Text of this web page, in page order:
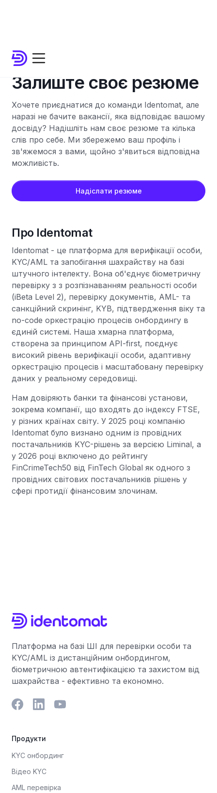
Кар'єра
Залиште своє резюме
Хочете приєднатися до команди Identomat, але
наразі не бачите вакансії, яка відповідає вашому
досвіду? Надішліть нам своє резюме та кілька
слів про себе. Ми збережемо ваш профіль і
зв'яжемося з вами, щойно з'явиться відповідна
можливість.
Надіслати резюме
Про Identomat
Identomat - це платформа для верифікації особи,
KYC/AML та запобігання шахрайству на базі
штучного інтелекту. Вона об'єднує біометричну
перевірку з з розпізнаванням реальності особи
(iBeta Level 2), перевірку документів, AML- та
санкційний скринінг, KYB, підтвердження віку та
no-code оркестрацію процесів онбордингу в
єдиній системі. Наша хмарна платформа,
створена за принципом API-first, поєднує
високий рівень верифікації особи, адаптивну
оркестрацію процесів і масштабовану перевірку
даних у реальному середовищі.
Нам довіряють банки та фінансові установи,
зокрема компанії, що входять до індексу FTSE,
у різних країнах світу. У 2025 році компанію
Identomat було визнано одним із провідних
постачальників KYC-рішень за версією Liminal, а
у 2026 році включено до рейтингу
FinCrimeTech50 від FinTech Global як одного з
провідних світових постачальників рішень у
сфері протидії фінансовим злочинам.
Платформа на базі ШІ для перевірки особи та
KYC/AML із дистанційним онбордингом,
біометричною автентифікацією та захистом від
шахрайства - ефективно та економно.
Продукти
KYC онбординг
Відео KYC
AML перевірка